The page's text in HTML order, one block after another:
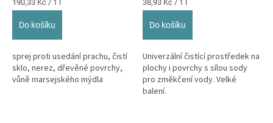
z
cena:
190,33 Kč / 1 l
Do košíku
sprej proti usedání prachu, čistí
sklo, nerez, dřevěné povrchy,
vůně marsejského mýdla
z
cena:
38,93 Kč / 1 l
Do košíku
Univerzální čistící prostředek na
plochy i povrchy s sílou sody
pro změkčení vody. Velké
balení.